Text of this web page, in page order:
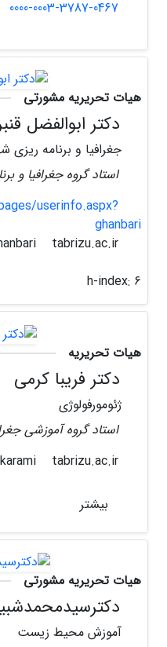
0000-0003-3787-0467
هیات تحریریه مشورتی
دکتر ابوالفضل
جغرافیا و برنامه ریزی
استاد گروه جغرافیا و
userinfo.aspx?
ghanbari
tabrizu.ac.ir
h-index: 6
هیات تحریریه
دکتر فریبا کرمی
ژئومورفولوژی
استاد گروه آموزشی
tabrizu.ac.ir
بیشتر
هیات تحریریه مشورتی
آموزش محیط زیست